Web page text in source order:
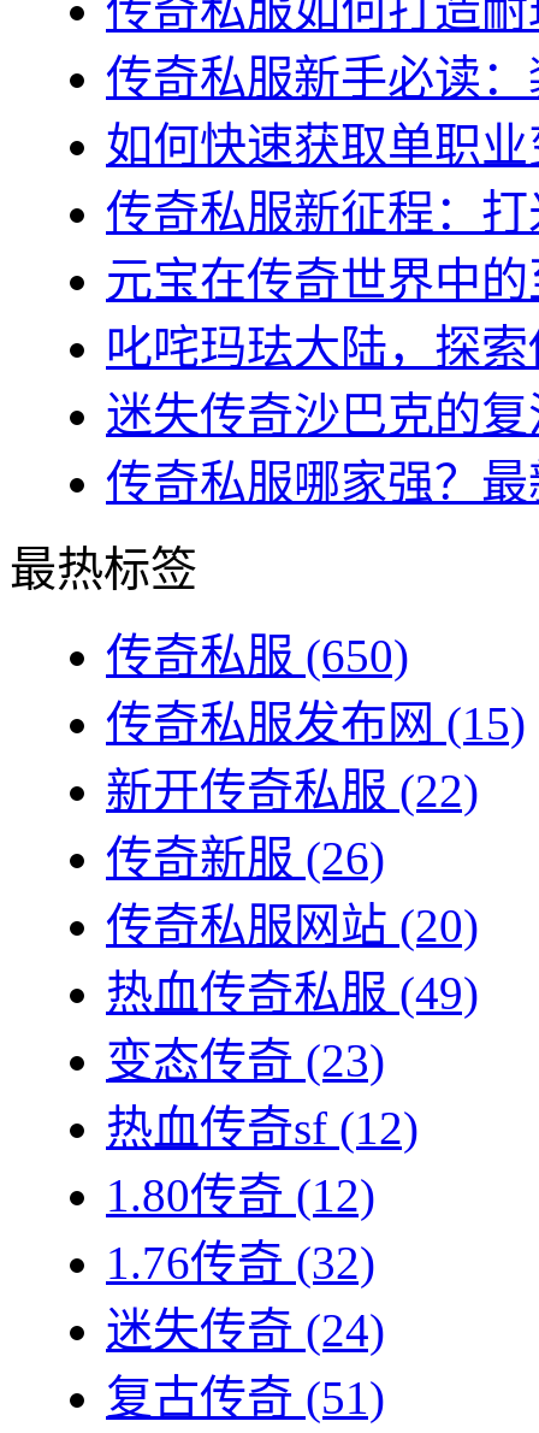
传奇私服如何打造
传奇私服新手必读
如何快速获取单职
传奇私服新征程：
元宝在传奇世界中
叱咤玛珐大陆，探
迷失传奇沙巴克的
传奇私服哪家强？
最热标签
传奇私服 (650)
传奇私服发布网 (15)
新开传奇私服 (22)
传奇新服 (26)
传奇私服网站 (20)
热血传奇私服 (49)
变态传奇 (23)
热血传奇sf (12)
1.80传奇 (12)
1.76传奇 (32)
迷失传奇 (24)
复古传奇 (51)